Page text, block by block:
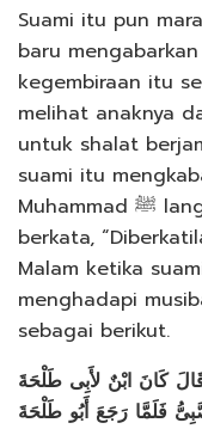
Suami itu pun
baru
kegembiraan itu
melihat anaknya
untuk shalat
suami itu
Muhammad ﷺ langsung mendekatinya seraya
berkata,
Malam ketika
menghadapi
sebagai berikut.
كَانَ ابْنٌ لأَبِى طَلْحَةَ
فَلَمَّا رَجَعَ أَبُو طَلْحَةَ